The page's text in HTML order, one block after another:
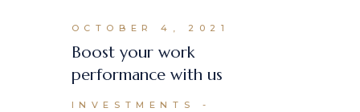
OCTOBER 4, 2021
Boost your work
performance with us
INVESTMENTS